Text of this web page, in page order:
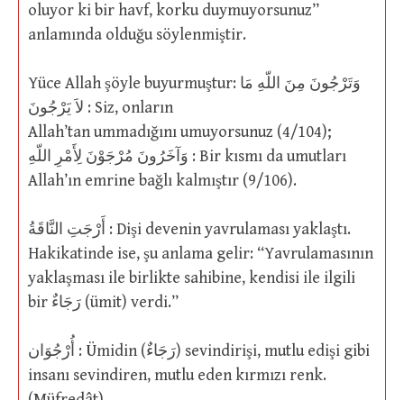
oluyor ki bir havf, korku duymuyorsunuz”
anlamında olduğu söylenmiştir.
Yüce Allah şöyle buyurmuştur: وَتَرْجُونَ مِنَ اللّهِ مَا
لاَ يَرْجُونَ : Siz, onların
Allah’tan ummadığını umuyorsunuz (4/104);
وَآخَرُونَ مُرْجَوْنَ لِأَمْرِ اللّهِ : Bir kısmı da umutları
Allah’ın emrine bağlı kalmıştır (9/106).
أَرْجَتِ النَّاقَةُ : Dişi devenin yavrulaması yaklaştı.
Hakikatinde ise, şu anlama gelir: “Yavrulamasının
yaklaşması ile birlikte sahibine, kendisi ile ilgili
bir رَجَاءٌ (ümit) verdi.”
أُرْجُوَان : Ümidin (رَجَاءٌ) sevindirişi, mutlu edişi gibi
insanı sevindiren, mutlu eden kırmızı renk.